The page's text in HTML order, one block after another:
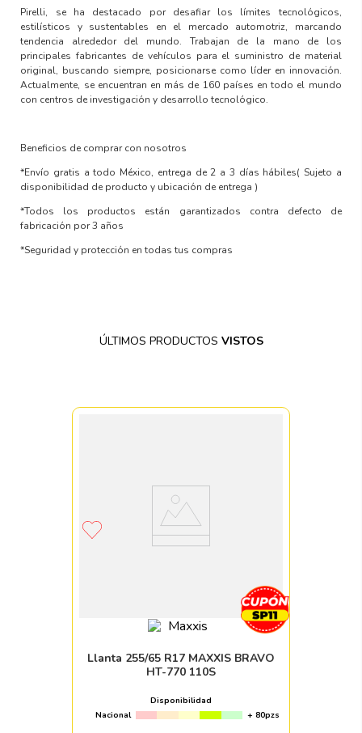
Pirelli, se ha destacado por desafiar los límites tecnológicos,
estilísticos y sustentables en el mercado automotriz, marcando
tendencia alrededor del mundo. Trabajan de la mano de los
principales fabricantes de vehículos para el suministro de material
original, buscando siempre, posicionarse como líder en innovación.
Actualmente, se encuentran en más de 160 países en todo el mundo
con centros de investigación y desarrollo tecnológico.
Beneficios de comprar con nosotros
*Envío gratis a todo México, entrega de 2 a 3 días hábiles( Sujeto a
disponibilidad de producto y ubicación de entrega )
*Todos los productos están garantizados contra defecto de
fabricación por 3 años
*Seguridad y protección en todas tus compras
ÚLTIMOS PRODUCTOS VISTOS
Llanta 255/65 R17 MAXXIS BRAVO
HT-770 110S
Disponibilidad
Nacional
+ 80pzs